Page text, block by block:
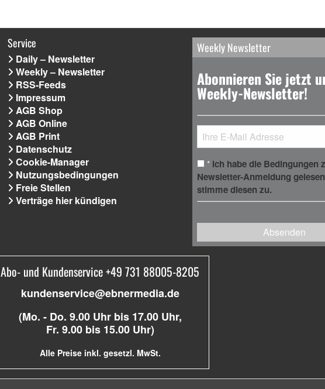
Service
Daily – Newsletter
Weekly – Newsletter
RSS-Feeds
Impressum
AGB Shop
AGB Online
AGB Print
Datenschutz
Cookie-Manager
Nutzungsbedingungen
Freie Stellen
Verträge hier kündigen
Weekly Newsletter
Abonnieren Sie jetzt
Weekly-Newsletter!
* Ich habe die Bedingungen
Newsletter-Anmeldung
stimme diesen zu.
Absenden
Abo- und Kundenservice +49 731 88005-8205
kundenservice@ebnermedia.de
(Mo. - Do. 9.00 Uhr bis 17.00 Uhr,
Fr. 9.00 bis 15.00 Uhr)
Alle Preise inkl. gesetzl. MwSt.